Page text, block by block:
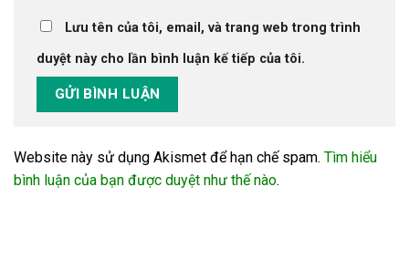
Lưu tên của tôi, email, và trang web trong trình
duyệt này cho lần bình luận kế tiếp của tôi.
Website này sử dụng Akismet để hạn chế spam. Tìm hiểu
bình luận của bạn được duyệt như thế nào.